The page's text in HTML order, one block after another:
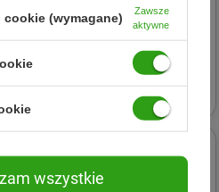
Flos-Lek
Podology Care nawilżający
żel z hesperydyną do nóg 80g
22,71 zł
(wymagane)
Zawsze
aktywne
wszystkie